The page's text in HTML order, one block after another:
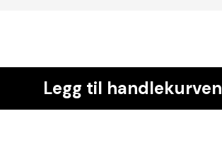
Legg til handlekurven